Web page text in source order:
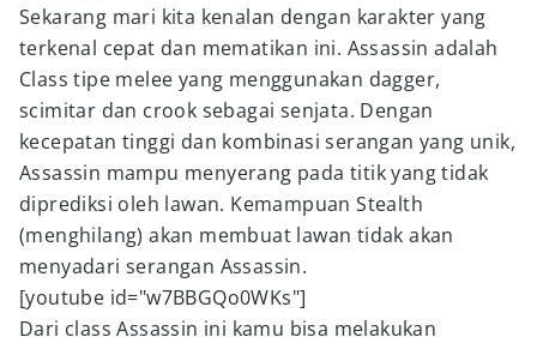
Sekarang mari kita kenalan dengan karakter yang
terkenal cepat dan mematikan ini. Assassin adalah
Class tipe melee yang menggunakan dagger,
scimitar dan crook sebagai senjata. Dengan
kecepatan tinggi dan kombinasi serangan yang unik,
Assassin mampu menyerang pada titik yang tidak
diprediksi oleh lawan. Kemampuan Stealth
(menghilang) akan membuat lawan tidak akan
menyadari serangan Assassin.
[youtube id="w7BBGQo0WKs"]
Dari class Assassin ini kamu bisa melakukan